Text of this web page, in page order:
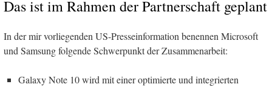
Das ist im Rahmen der Partnerschaft geplant
In der mir vorliegenden US-Presseinformation benennen Microsoft
und Samsung folgende Schwerpunkt der Zusammenarbeit:
Galaxy Note 10 wird mit einer optimierte und integrierten